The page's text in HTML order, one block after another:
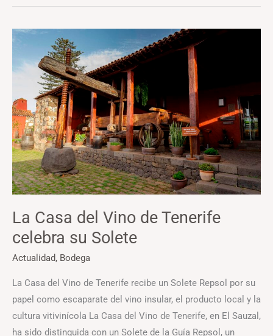
La Casa del Vino de Tenerife
celebra su Solete
Actualidad, Bodega
La Casa del Vino de Tenerife recibe un Solete Repsol por su
papel como escaparate del vino insular, el producto local y la
cultura vitivinícola La Casa del Vino de Tenerife, en El Sauzal,
ha sido distinguida con un Solete de la Guía Repsol, un
del
de
Tenerife
celebra
su
Solete